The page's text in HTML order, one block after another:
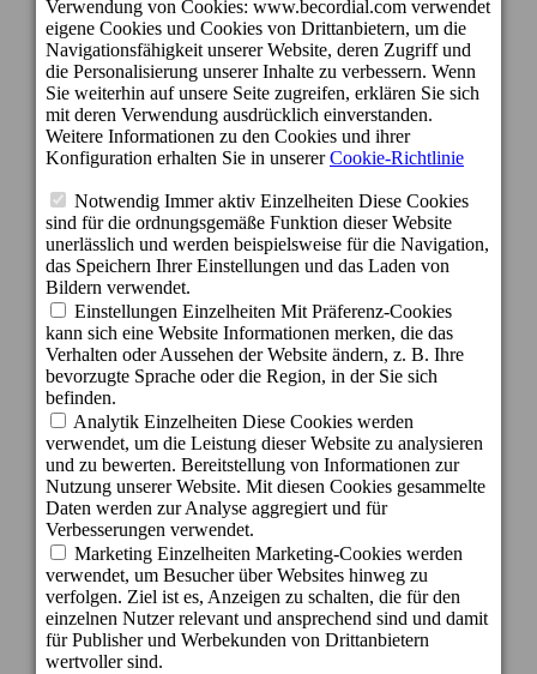
KONTAKT INFORMATION
Zentrale
c/ Cartago, 22. El Tablero
35109 San Bartolomé de Tirajana - Gran
Canaria - Spanien
info@becordial.com
Tel.: +34 928 721 147
Reservierungen: +34 928 143 393
E-mail: reservas@becordial.com
2018 © Cordial Canarias Hotels & Resorts